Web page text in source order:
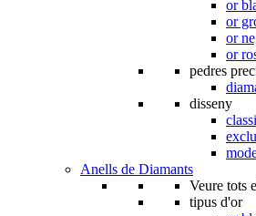
or
or
or
or
pedres
disseny
Anells de Diamants
Veure tots
tipus d'or